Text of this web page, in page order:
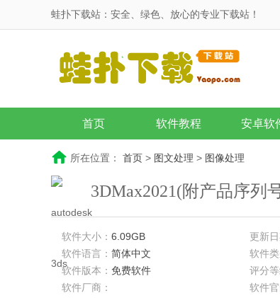
蛙扑下载站：安全、绿色、放心的专业下载站！
首页 软件教程 安卓软
所在位置： 首页 > 图文处理 > 图像处理
3DMax2021(附产品序列
软件大小： 6.09GB 更新日
软件语言： 简体中文 软件类
软件版本： 免费软件
评分等
软件厂商：
软件官